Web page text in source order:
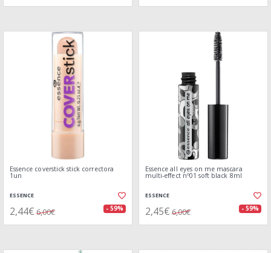
Essence coverstick stick correctora
1un
ESSENCE
2,44€ 6,00€ - 59%
Essence all eyes on me mascara
multi-effect nº01 soft black 8ml
ESSENCE
2,45€ 6,00€ - 59%